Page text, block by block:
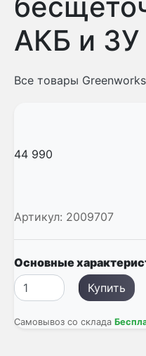
АКБ и ЗУ
Все товары Greenworks
44 990
Артикул: 2009707
Основные
Купить
Самовывоз со склада